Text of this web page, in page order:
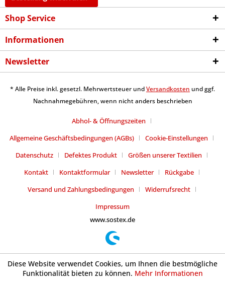
Shop Service
Informationen
Newsletter
* Alle Preise inkl. gesetzl. Mehrwertsteuer undVersandkosten und ggf.
Nachnahmegebühren, wenn nicht anders beschrieben
Abhol- & Öffnungszeiten
Allgemeine Geschäftsbedingungen (AGBs)
Cookie-Einstellungen
Datenschutz
Defektes Produkt
Größen unserer Textilien
Kontakt
Kontaktformular Newsletter
Rückgabe
Versand und Zahlungsbedingungen
Widerrufsrecht
Impressum
www.sostex.de
Diese Website verwendet Cookies, um Ihnen die bestmögliche
Funktionalität bieten zu können. Mehr Informationen